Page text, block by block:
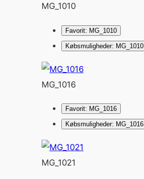
MG_1010
Favorit: MG_1010
Købsmuligheder: MG_1010
MG_1016
Favorit: MG_1016
Købsmuligheder: MG_1016
MG_1021